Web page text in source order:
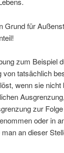
Grund für
zum Beispiel
von tatsächlich
wenn sie
zur
oder in
an dieser